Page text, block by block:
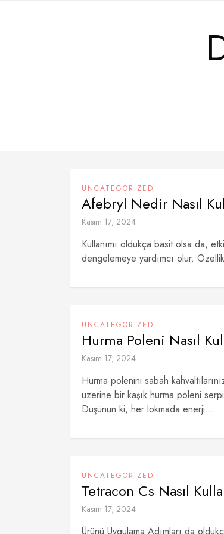
UNCATEGORIZED
Afebryl Nedir Nasıl
Kasım 17, 2024
Kullanımı oldukça basit olsa da,
dengelemeye yardımcı olur.
UNCATEGORIZED
Hurma Poleni Nasıl
Kasım 17, 2024
Hurma polenini sabah
üzerine bir kaşık hurma poleni
Düşünün ki, her lokmada enerji...
UNCATEGORIZED
Tetracon Cs Nasıl
Kasım 17, 2024